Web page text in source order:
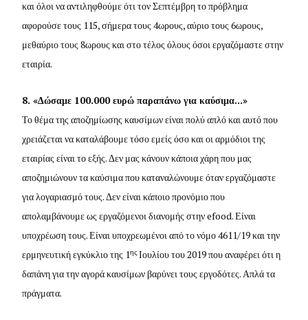
και όλοι να αντιληφθούμε ότι τον Σεπτέμβρη το πρόβλημα
αφορούσε τους 115, σήμερα τους 4ωρους, αύριο τους 6ωρους,
μεθαύριο τους 8ωρους και στο τέλος όλους όσοι εργαζόμαστε στην
εταιρία.
8. «Δώσαμε 100.000 ευρώ παραπάνω για καύσιμα...»
Το θέμα της αποζημίωσης καυσίμων είναι πολύ απλό και αυτό που
χρειάζεται να καταλάβουμε τόσο εμείς όσο και οι αρμόδιοι της
εταιρίας είναι το εξής. Δεν μας κάνουν κάποια χάρη που μας
αποζημιώνουν τα καύσιμα που καταναλώνουμε όταν εργαζόμαστε
για λογαριασμό τους. Δεν είναι κάποιο προνόμιο που
απολαμβάνουμε ως εργαζόμενοι διανομής στην efood. Είναι
υποχρέωση τους. Είναι υποχρεωμένοι από το νόμο 4611/19 και την
ερμηνευτική εγκύκλιο της 1ηςΙουλίου του 2019 που αναφέρει ότι η
δαπάνη για την αγορά καυσίμων βαρύνει τους εργοδότες. Απλά τα
πράγματα.